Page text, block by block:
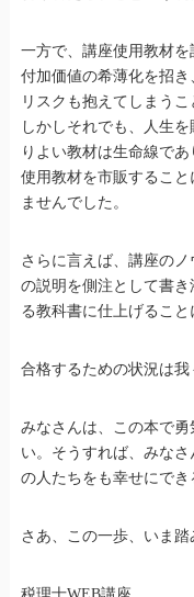
一方で、講座使用教材
付加価値の希薄化を招
リスクも抱えてしまうこ
しかしそれでも、人生
りよい教材は生命線で
使用教材を市販するこ
ませんでした。
さらに言えば、講座の
の説明を側注として書
る教科書に仕上げること
合格するための状況は我
みなさんは、この本で
い。そうすれば、みな
の人たちをも幸せにでき
さあ、この一歩、いま